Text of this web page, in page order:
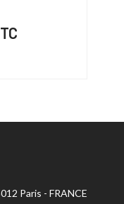
Paris - FRANCE